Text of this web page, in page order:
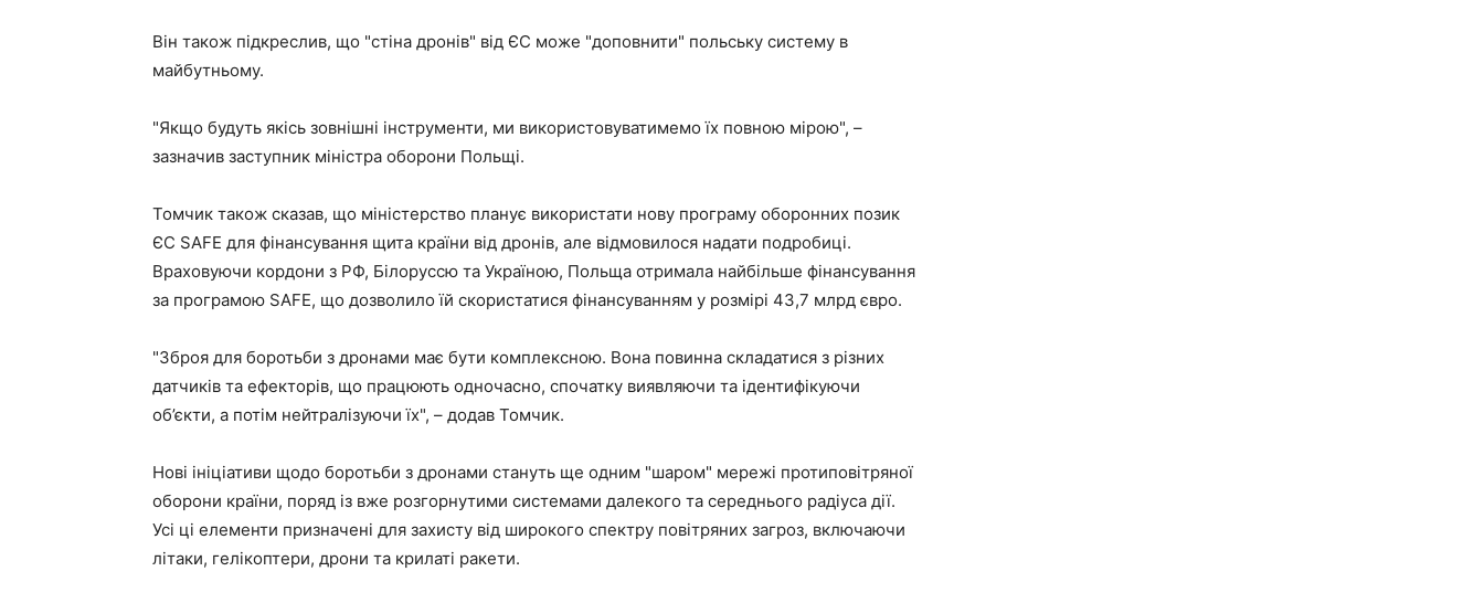
Він також підкреслив, що "стіна дронів" від ЄС може "доповнити" польську систему в
майбутньому.
"Якщо будуть якісь зовнішні інструменти, ми використовуватимемо їх повною мірою", –
зазначив заступник міністра оборони Польщі.
Томчик також сказав, що міністерство планує використати нову програму оборонних позик
ЄС SAFE для фінансування щита країни від дронів, але відмовилося надати подробиці.
Враховуючи кордони з РФ, Білоруссю та Україною, Польща отримала найбільше фінансування
за програмою SAFE, що дозволило їй скористатися фінансуванням у розмірі 43,7 млрд євро.
"Зброя для боротьби з дронами має бути комплексною. Вона повинна складатися з різних
датчиків та ефекторів, що працюють одночасно, спочатку виявляючи та ідентифікуючи
об’єкти, а потім нейтралізуючи їх", – додав Томчик.
Нові ініціативи щодо боротьби з дронами стануть ще одним "шаром" мережі протиповітряної
оборони країни, поряд із вже розгорнутими системами далекого та середнього радіуса дії.
Усі ці елементи призначені для захисту від широкого спектру повітряних загроз, включаючи
літаки, гелікоптери, дрони та крилаті ракети.